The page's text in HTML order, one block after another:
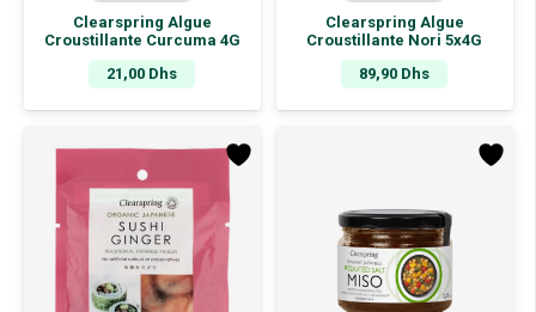
Clearspring Algue
Croustillante Curcuma 4G
21,00 Dhs
Clearspring Algue
Croustillante Nori 5x4G
89,90 Dhs